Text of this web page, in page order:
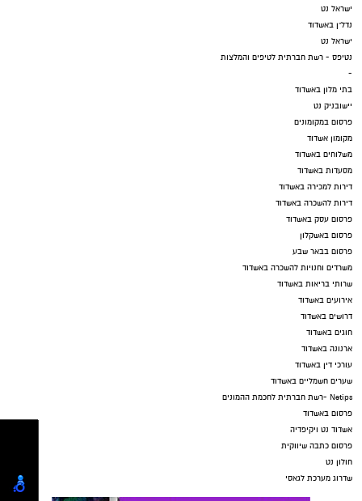
ישראל נט
נדל"ן באשדוד
ישראל נט
נטיפס - רשת חברתית לטיפים והמלצות
-
בתי מלון באשדוד
יישובניק נט
פרסום במקומונים
מקומון אשדוד
משלוחים באשדוד
מסעדות באשדוד
דירות למכירה באשדוד
דירות להשכרה באשדוד
פרסום עסק באשדוד
פרסום באשקלון
פרסום בבאר שבע
משרדים וחנויות להשכרה באשדוד
שרותי בריאות באשדוד
אירועים באשדוד
דרושים באשדוד
חוגים באשדוד
ארנונה באשדוד
עורכי דין באשדוד
שערים חשמליים באשדוד
Netips -רשת חברתית לחכמת ההמונים
פרסום באשדוד
אשדוד נט ויקיפדיה
פרסום כתבה שיווקית
חולון נט
שדרוג מערכת לגאסי